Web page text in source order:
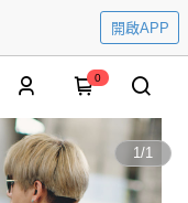
開啟APP
0
1/1